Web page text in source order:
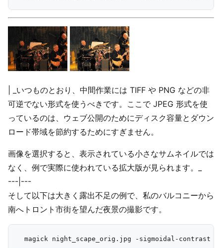
| _いつものとおり、中間作業には TIFF や PNG などの非
可逆でない形式を使うべきです。ここで JPEG 形式を使
っているのは、ウェブ公開のためにディスク容量とダウン
ロード帯域を節約するためにすぎません。
画像を選択すると、表示されている小さなサムネイルでは
なく、例で実際に使われている拡大版が見られます。_
---|---
そして以下は大きく露出不足の例で、私のバルコニーから
南へトロント市街を望んだ夜景の撮影です。